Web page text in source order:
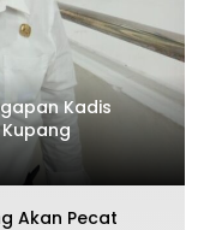
Kadis
Akan Pecat